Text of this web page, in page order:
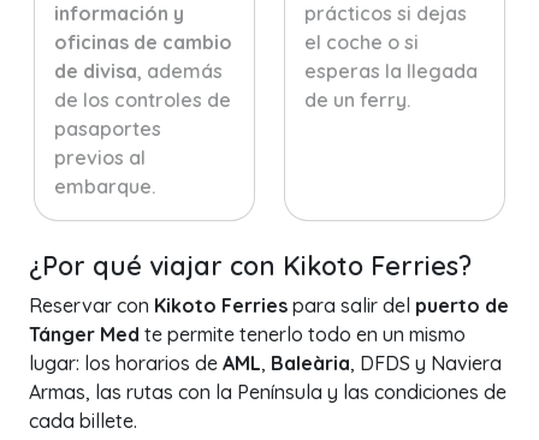
información y
oficinas de cambio
de divisa, además
de los controles de
pasaportes
previos al
embarque.
prácticos si dejas
el coche o si
esperas la llegada
de un ferry.
¿Por qué viajar con Kikoto Ferries?
Reservar con Kikoto Ferries para salir del puerto de
Tánger Med te permite tenerlo todo en un mismo
lugar: los horarios de AML, Baleària, DFDS y Naviera
Armas, las rutas con la Península y las condiciones de
cada billete.